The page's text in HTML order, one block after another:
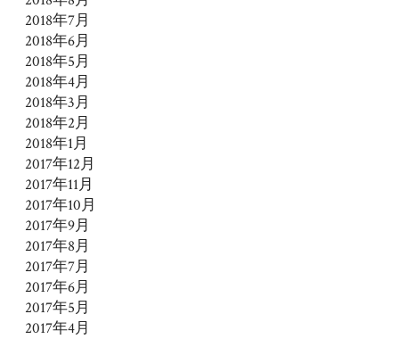
2018年7月
2018年6月
2018年5月
2018年4月
2018年3月
2018年2月
2018年1月
2017年12月
2017年11月
2017年10月
2017年9月
2017年8月
2017年7月
2017年6月
2017年5月
2017年4月